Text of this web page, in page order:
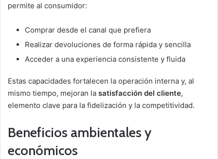
permite al consumidor:
Comprar desde el canal que prefiera
Realizar devoluciones de forma rápida y sencilla
Acceder a una experiencia consistente y fluida
Estas capacidades fortalecen la operación interna y, al
mismo tiempo, mejoran la satisfacción del cliente,
elemento clave para la fidelización y la competitividad.
Beneficios ambientales y
económicos